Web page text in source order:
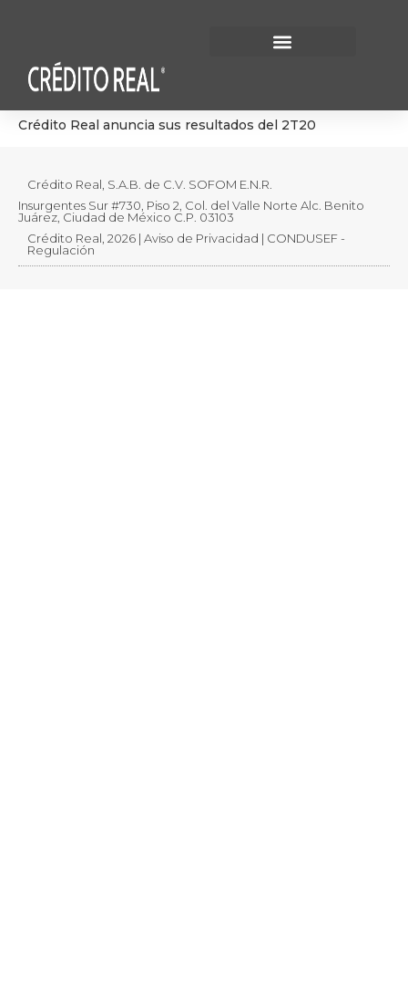
Crédito Real anuncia sus resultados del 2T20
Crédito Real, S.A.B. de C.V. SOFOM E.N.R.
Insurgentes Sur #730, Piso 2, Col. del Valle Norte Alc. Benito
Juárez, Ciudad de México C.P. 03103
Crédito Real, 2026 | Aviso de Privacidad | CONDUSEF -
Regulación